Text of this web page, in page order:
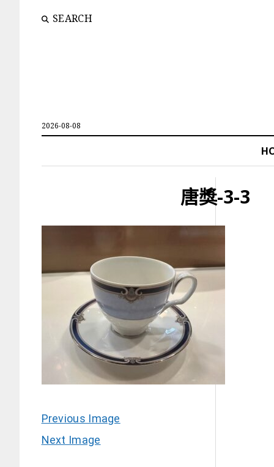
SEARCH
2026-08-08
唐獎-3-3
Previous Image
Next Image